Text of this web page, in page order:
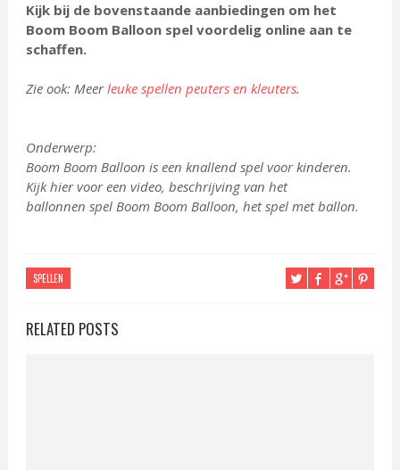
Kijk bij de bovenstaande aanbiedingen om het
Boom Boom Balloon spel voordelig online aan te
schaffen.
Zie ook: Meerleuke spellen peuters en kleuters.
Onderwerp:
Boom Boom Balloon is een knallend spel voor kinderen.
Kijk hier voor een video, beschrijving van het
ballonnen spel Boom Boom Balloon, het spel met ballon.
SPELLEN
RELATED POSTS